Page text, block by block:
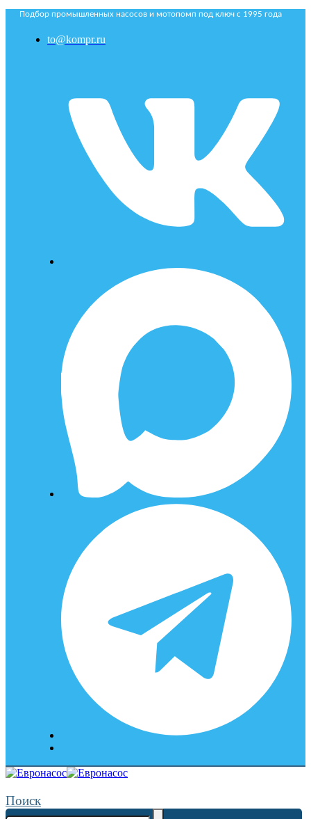
Подбор промышленных насосов и мотопомп под ключ с 1995 года
to@kompr.ru
Поиск